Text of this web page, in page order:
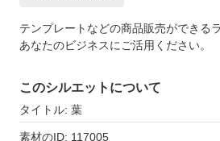
テンプレートなどの商品販売ができる
あなたのビジネスにご活用ください。
このシルエットについて
タイトル: 葉
素材のID: 117005